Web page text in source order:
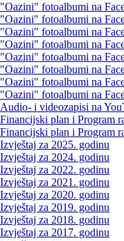
"Oazini" fotoalbumi na
"Oazini" fotoalbumi na
"Oazini" fotoalbumi na
"Oazini" fotoalbumi na
"Oazini" fotoalbumi na
"Oazini" fotoalbumi na
"Oazini" fotoalbumi na
"Oazini" fotoalbumi na
Audio- i videozapisi na
Financijski plan i Program
Financijski plan i Program
Izvještaj za 2025. godinu
Izvještaj za 2024. godinu
Izvještaj za 2022. godinu
Izvještaj za 2021. godinu
Izvještaj za 2020. godinu
Izvještaj za 2019. godinu
Izvještaj za 2018. godinu
Izvještaj za 2017. godinu